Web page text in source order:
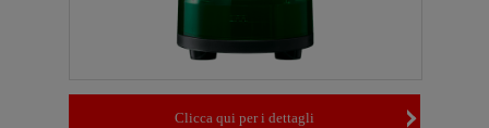
Clicca qui per i dettagli